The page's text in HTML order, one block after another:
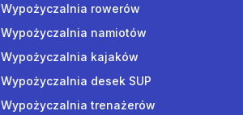
Wypożyczalnia rowerów
Wypożyczalnia namiotów
Wypożyczalnia kajaków
Wypożyczalnia desek SUP
Wypożyczalnia trenażerów